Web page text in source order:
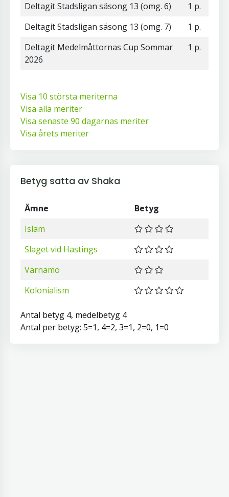
Deltagit Stadsligan säsong 13 (omg. 6)
1 p.
Deltagit Stadsligan säsong 13 (omg. 7)
1 p.
Deltagit Medelmåttornas Cup Sommar
2026
1 p.
Visa 10 största meriterna
Visa alla meriter
Visa senaste 90 dagarnas meriter
Visa årets meriter
Betyg satta av Shaka
Ämne
Betyg
Islam
Slaget vid Hastings
Värnamo
Kolonialism
Antal betyg 4, medelbetyg 4
Antal per betyg: 5=1, 4=2, 3=1, 2=0, 1=0